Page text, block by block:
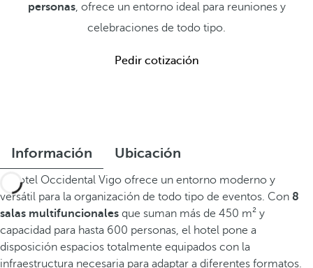
personas, ofrece un entorno ideal para reuniones y
celebraciones de todo tipo.
Pedir cotización
Información Ubicación
El hotel Occidental Vigo ofrece un entorno moderno y
versátil para la organización de todo tipo de eventos. Con 8
salas multifuncionales que suman más de 450 m² y
capacidad para hasta 600 personas, el hotel pone a
disposición espacios totalmente equipados con la
infraestructura necesaria para adaptar a diferentes formatos.